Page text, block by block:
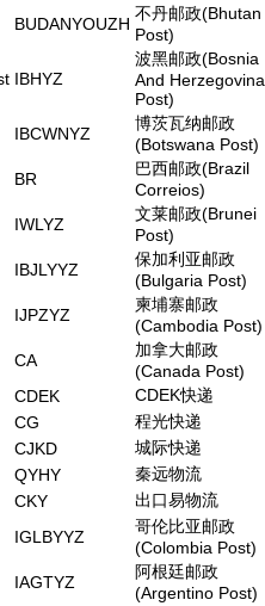
BUDANYOUZH
不丹邮政(Bhutan
Post)
IBHYZ
波黑邮政(Bosnia
And Herzegovina
Post)
IBCWNYZ
博茨瓦纳邮政
(Botswana Post)
BR
巴西邮政(Brazil
Correios)
IWLYZ
文莱邮政(Brunei
Post)
IBJLYYZ
保加利亚邮政
(Bulgaria Post)
IJPZYZ
柬埔寨邮政
(Cambodia Post)
CA
加拿大邮政
(Canada Post)
CDEK
CDEK快递
CG
程光快递
CJKD
城际快递
QYHY
秦远物流
CKY
出口易物流
IGLBYYZ
哥伦比亚邮政
(Colombia Post)
IAGTYZ
阿根廷邮政
(Argentino Post)